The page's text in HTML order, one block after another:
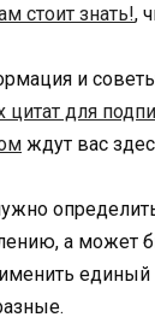
стоит знать!,
и
для
ждут вас
а может